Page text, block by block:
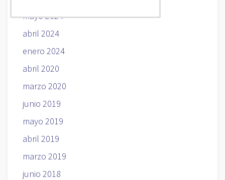
mayo 2024
abril 2024
enero 2024
abril 2020
marzo 2020
junio 2019
mayo 2019
abril 2019
marzo 2019
junio 2018